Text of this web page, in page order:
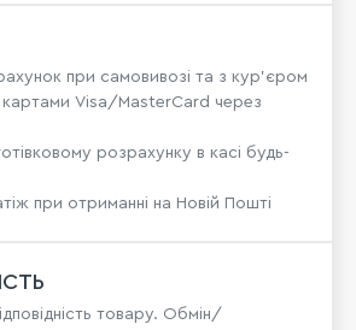
при самовивозі та з кур’єром
Visa/MasterCard через
розрахунку в касі будь-
при отриманні на Новій Пошті
товару. Обмін/